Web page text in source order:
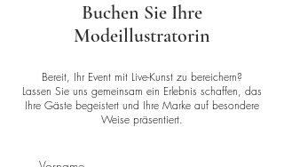
Buchen Sie Ihre
Modeillustratorin
Bereit, Ihr Event mit Live-Kunst zu bereichern?
Lassen Sie uns gemeinsam ein Erlebnis schaffen, das
Ihre Gäste begeistert und Ihre Marke auf besondere
Weise präsentiert.